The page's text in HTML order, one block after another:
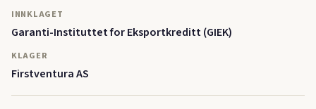
INNKLAGET
Garanti-Instituttet for Eksportkreditt (GIEK)
KLAGER
Firstventura AS